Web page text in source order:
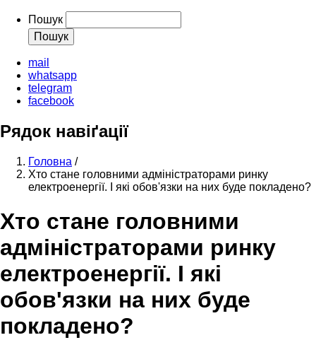
Пошук
mail
whatsapp
telegram
facebook
Рядок навіґації
Головна /
Хто стане головними адміністраторами ринку
електроенергії. І які обов'язки на них буде покладено?
Хто стане головними
адміністраторами ринку
електроенергії. І які
обов'язки на них буде
покладено?